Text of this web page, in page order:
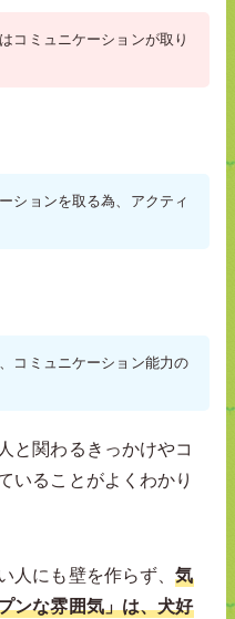
コミュニケーションが取り
ションを取る為、アクティ
コミュニケーション能力の
と関わるきっかけやコ
いることがよくわかり
人にも壁を作らず、気
ンな雰囲気」は、犬好